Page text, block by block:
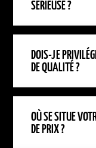
SÉRIEUSE ?
DOIS-JE
DE QUALITÉ ?
OÙ SE SITUE
DE PRIX ?